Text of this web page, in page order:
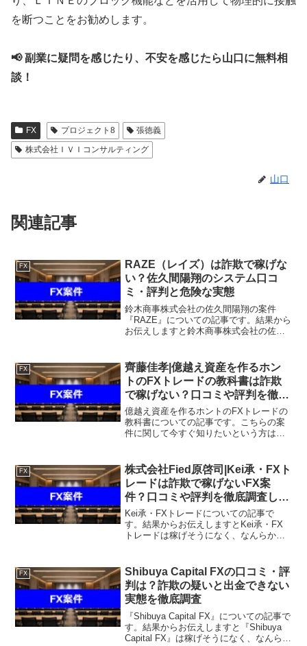
を断つことをお勧めします。
📢 副業に疑問を感じたり、不安を感じたら山口に無料相
談！
FX プロジェクト8
張徳義
株式会社ＩＶＩコンサルティング
山口
関連記事
FX
RAZE（レイズ）は詐欺で稼げな
い？佐久間陽翔のシステム口コ
ミ・評判と危険な実態
鈴木商事株式会社の佐久間陽翔の案件
『RAZE』についての記事です。結果から
お伝えしますと鈴木商事株式会社の佐久
るという結果になりました。FX自動売買
システム「RAZE...
FX
齊藤佳孝|億越え資産を作るホン
トのFXトレードの教科書は詐欺
で稼げない？口コミや評判を徹底
調査しました！
億越え資産を作るホントのFXトレードの
教科書についての記事です。こちらの案
件に関して今すぐ知りたいという方は、
件を教えて欲しいという方は、自分が実
際にやっていて、稼...
FX
株式会社Fied原啓司|Kei承・FXト
レードは詐欺で稼げないFX案
件？口コミや評判を徹底調査しま
した！
Kei承・FXトレードについての記事で
す。結果からお伝えしますとKei承・FX
トレードは稼げそうになく、なんらかの
ぐ知りたいという方は、『直接LINEで詳
細をお答えしま...
FX
Shibuya Capital FXの口コミ・評
判は？詐欺の疑いと出金できない
実態を徹底調査
『Shibuya Capital FX』についての記事で
す。結果からお伝えしますと『Shibuya
Capital FX』は稼げそうになく、なんらか